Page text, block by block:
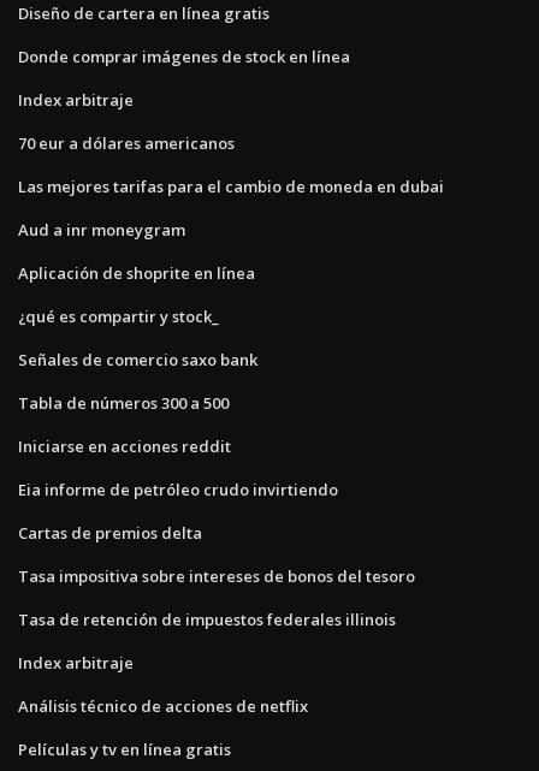
Diseño de cartera en línea gratis
Donde comprar imágenes de stock en línea
Index arbitraje
70 eur a dólares americanos
Las mejores tarifas para el cambio de moneda en dubai
Aud a inr moneygram
Aplicación de shoprite en línea
¿qué es compartir y stock_
Señales de comercio saxo bank
Tabla de números 300 a 500
Iniciarse en acciones reddit
Eia informe de petróleo crudo invirtiendo
Cartas de premios delta
Tasa impositiva sobre intereses de bonos del tesoro
Tasa de retención de impuestos federales illinois
Index arbitraje
Análisis técnico de acciones de netflix
Películas y tv en línea gratis